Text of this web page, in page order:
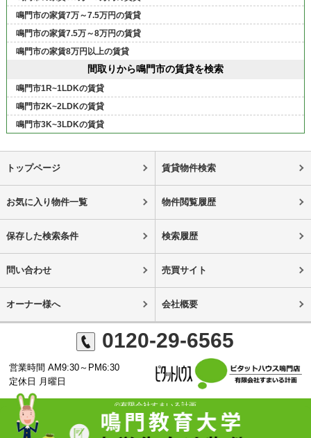
鳴門市の家賃7万～7.5万円の賃貸
鳴門市の家賃7.5万～8万円の賃貸
鳴門市の家賃8万円以上の賃貸
間取りから鳴門市の賃貸を検索
鳴門市1R~1LDKの賃貸
鳴門市2K~2LDKの賃貸
鳴門市3K~3LDKの賃貸
トップページ 賃貸物件検索
お気に入り物件一覧 物件閲覧履歴
保存した検索条件 検索履歴
問い合わせ 売買サイト
オーナー様へ 会社概要
0120-29-6565
営業時間 AM9:30～PM6:30
定休日 月曜日
©有限会社すまいる計画